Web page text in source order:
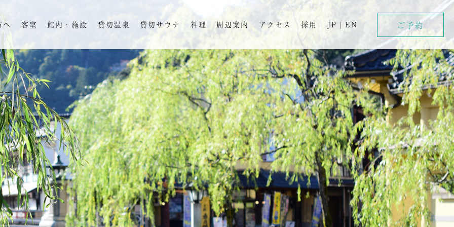
へ 客室 館内・施設 貸切温泉 貸切サウナ 料理 周辺案内 アクセス 採用 JP | EN ご予約